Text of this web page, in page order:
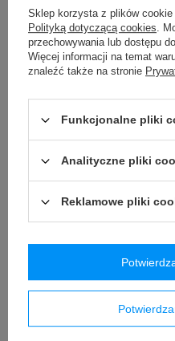
99,99 zł / szt.
Najniższa cena produktu w
okresie 30 dni przed
wprowadzeniem obniżki:
Saszetka nerka
antykradzieżowa Pacsafe
Vibe 100 - Szara
339,99 zł / szt.
Sklep korzysta z plików cookie
Polityką dotyczącą cookies.
przechowywania lub dostępu
Więcej informacji na temat
znaleźć także na stronie
Funkcjonalne pliki
Analityczne pliki
Reklamowe pliki